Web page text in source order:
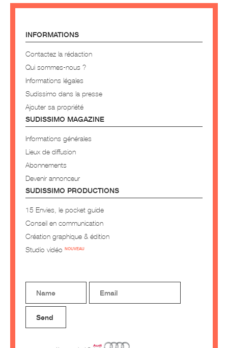
INFORMATIONS
Contactez la rédaction
Qui sommes-nous ?
Informations légales
Sudissimo dans la presse
Ajouter sa propriété
SUDISSIMO MAGAZINE
Informations générales
Lieux de diffusion
Abonnements
Devenir annonceur
SUDISSIMO PRODUCTIONS
15 Envies, le pocket guide
Conseil en communication
Création graphique & édition
Studio vidéo NOUVEAU